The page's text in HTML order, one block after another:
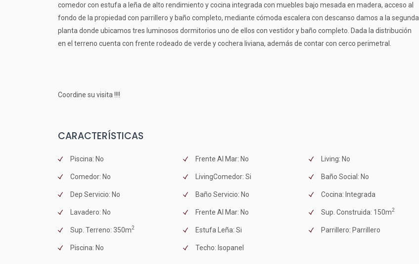
comedor con estufa a leña de alto rendimiento y cocina integrada con muebles bajo mesada en madera, acceso al
fondo de la propiedad con parrillero y baño completo, mediante cómoda escalera con descanso damos a la segunda
planta donde ubicamos tres luminosos dormitorios uno de ellos con vestidor y baño completo. Dada la distribución
en el terreno cuenta con frente rodeado de verde y cochera liviana, además de contar con cerco perimetral.
Coordine su visita !!!!
CARACTERÍSTICAS
Piscina: No Frente Al Mar: No Living: No
Comedor: No LivingComedor: Si Baño Social: No
Dep Servicio: No Baño Servicio: No Cocina: Integrada
Lavadero: No Frente Al Mar: No Sup. Construida: 150m2
Sup. Terreno: 350m2 Estufa Leña: Si Parrillero: Parrillero
Piscina: No Techo: Isopanel